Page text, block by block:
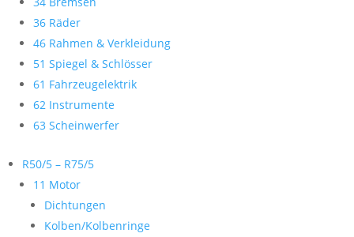
36 Räder
46 Rahmen & Verkleidung
51 Spiegel & Schlösser
61 Fahrzeugelektrik
62 Instrumente
63 Scheinwerfer
R50/5 – R75/5
11 Motor
Dichtungen
Kolben/Kolbenringe